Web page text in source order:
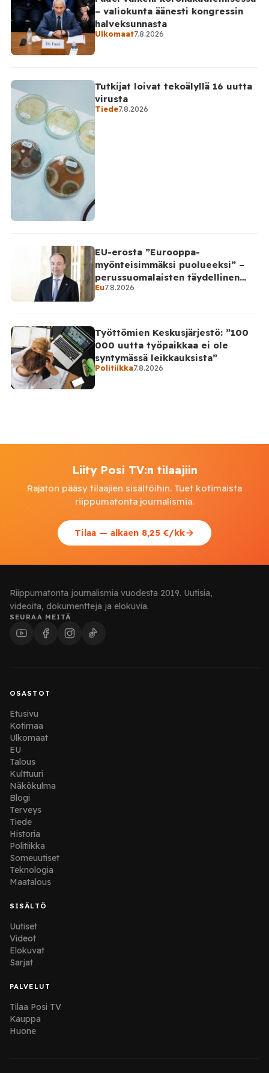
– valiokunta äänesti kongressin
halveksunnasta
Ulkomaat7.8.2026
Tutkijat loivat tekoälyllä 16 uutta
virusta
Tiede7.8.2026
EU-erosta ”Eurooppa-
myönteisimmäksi puolueeksi” –
perussuomalaisten täydellinen
takinkääntö
Eu7.8.2026
Työttömien Keskusjärjestö: ”100
000 uutta työpaikkaa ei ole
syntymässä leikkauksista”
Politiikka7.8.2026
Liity Posi TV:n tilaajiin
Rajaton pääsy tilaajien sisältöihin. Tuet kotimaista
riippumatonta journalismia.
Tilaa — alkaen 8,25 €/kk
Riippumatonta journalismia vuodesta 2019. Uutisia,
videoita, dokumentteja ja elokuvia.
SEURAA MEITÄ
OSASTOT
Etusivu
Kotimaa
Ulkomaat
EU
Talous
Kulttuuri
Näkökulma
Blogi
Terveys
Tiede
Historia
Politiikka
Someuutiset
Teknologia
Maatalous
SISÄLTÖ
Uutiset
Videot
Elokuvat
Sarjat
PALVELUT
Tilaa Posi TV
Kauppa
Huone